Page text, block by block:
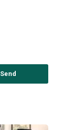
Send